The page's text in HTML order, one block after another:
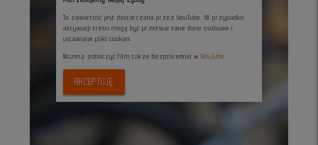
Ta zawartość jest dostarczana przez YouTube. W przypadku
aktywacji treści mogą być przetwarzane dane osobowe i
ustawiane pliki cookies.
Możesz zobaczyc film także bezpośrednio w YouTube
AKCEPTUJĘ